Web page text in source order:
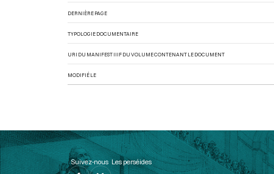
DERNIÈRE PAGE
TYPOLOGIE DOCUMENTAIRE
URI DU MANIFEST IIIF DU VOLUME CONTENANT LE DOCUMENT
MODIFIÉ LE
Suivez-nous Les perséides